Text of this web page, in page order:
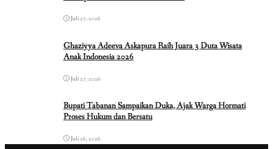
Juli 27, 2026
Ghaziyya Adeeva Askapura Raih Juara 3 Duta Wisata
Anak Indonesia 2026
Juli 27, 2026
Bupati Tabanan Sampaikan Duka, Ajak Warga Hormati
Proses Hukum dan Bersatu
Juli 26, 2026